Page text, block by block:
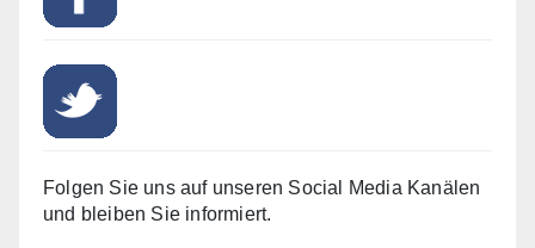
Folgen Sie uns auf unseren Social Media Kanälen
und bleiben Sie informiert.